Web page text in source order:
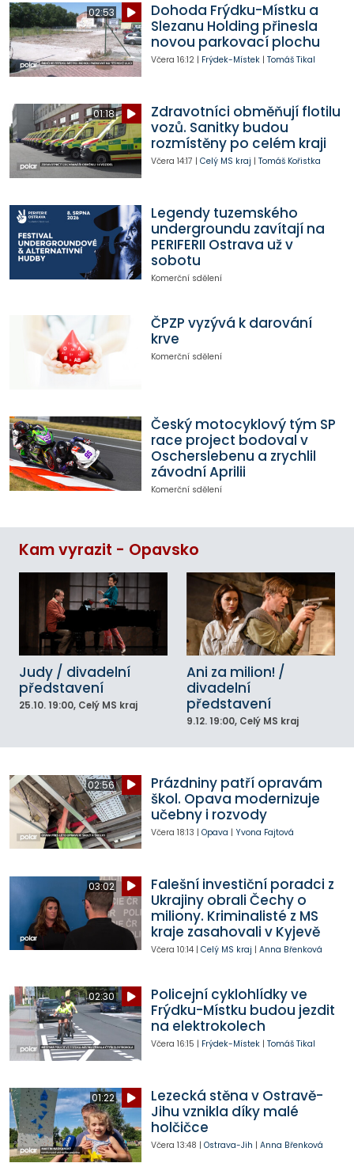
02:53
Dohoda Frýdku-Místku a
Slezanu Holding přinesla
novou parkovací plochu
Včera 16:12| Frýdek-Místek| Tomáš Tikal
01:18
Zdravotníci obměňují flotilu
vozů. Sanitky budou
rozmístěny po celém kraji
Včera 14:17 | Celý MS kraj | Tomáš Kořistka
Legendy tuzemského
undergroundu zavítají na
PERIFERII Ostrava už v
sobotu
Komerční sdělení
ČPZP vyzývá k darování
krve
Komerční sdělení
Český motocyklový tým SP
race project bodoval v
Oscherslebenu a zrychlil
závodní Aprilii
Komerční sdělení
Kam vyrazit - Opavsko
Judy / divadelní
představení
25.10. 19:00, Celý MS kraj
Ani za milion! /
divadelní
představení
9.12. 19:00, Celý MS kraj
02:56
Prázdniny patří opravám
škol. Opava modernizuje
učebny i rozvody
Včera 18:13 | Opava | Yvona Fajtová
03:02
Falešní investiční poradci z
Ukrajiny obrali Čechy o
miliony. Kriminalisté z MS
kraje zasahovali v Kyjevě
Včera 10:14| Celý MS kraj | Anna Břenková
02:30
Policejní cyklohlídky ve
Frýdku-Místku budou jezdit
na elektrokolech
Včera 16:15 | Frýdek-Místek| Tomáš Tikal
01:22
Lezecká stěna v Ostravě-
Jihu vznikla díky malé
holčičce
Včera 13:48 | Ostrava-Jih | Anna Břenková